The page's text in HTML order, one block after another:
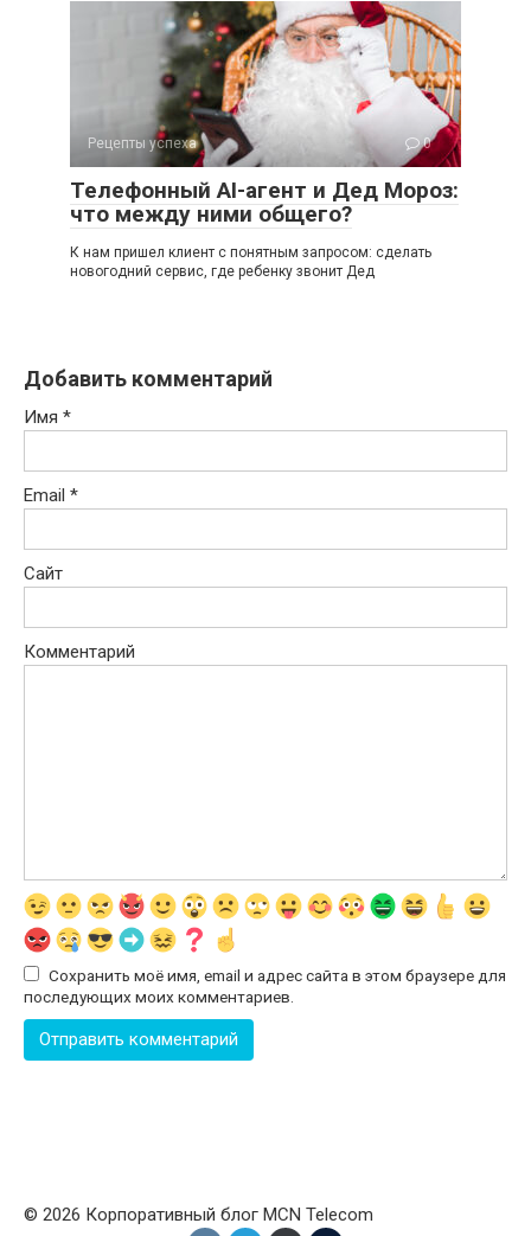
Рецепты успеха 0
Телефонный AI-агент и Дед Мороз:
что между ними общего?
К нам пришел клиент с понятным запросом: сделать
новогодний сервис, где ребенку звонит Дед
Добавить комментарий
Имя *
Email *
Сайт
Комментарий
Сохранить моё имя, email и адрес сайта в этом браузере для
последующих моих комментариев.
© 2026 Корпоративный блог MCN Telecom